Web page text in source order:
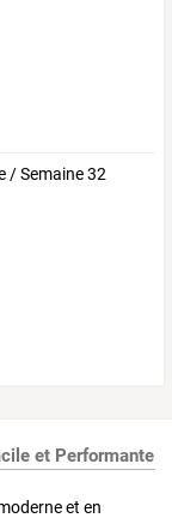
/ Semaine 32
et Performante
et en